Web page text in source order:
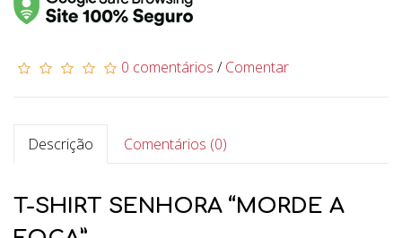
0 comentários /Comentar
Descrição Comentários (0)
T-SHIRT SENHORA “MORDE A